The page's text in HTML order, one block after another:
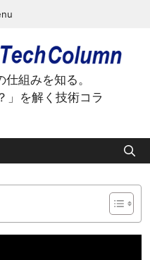
組みを知る。
」を解く技術コラ